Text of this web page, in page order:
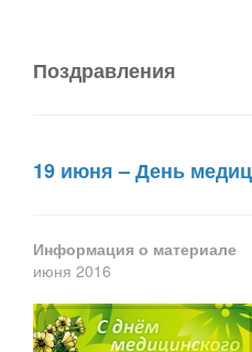
Поздравления
19 июня – День
Информация о материале
июня 2016